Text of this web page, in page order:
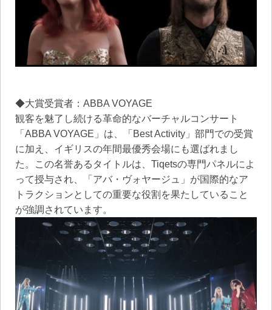
◆大賞受賞者：ABBA VOYAGE
観客を魅了し続ける革命的なバーチャルコンサート
「ABBA VOYAGE」は、「Best Activity」部門での受賞
に加え、イギリスの年間最優秀会場にも選ばれまし
た。この名誉あるタイトルは、Tiqetsの専門パネルによ
って授与され、「アバ・ヴォヤージュ」が国際的なア
トラクションとしての重要な役割を果たしていること
が強調されています。